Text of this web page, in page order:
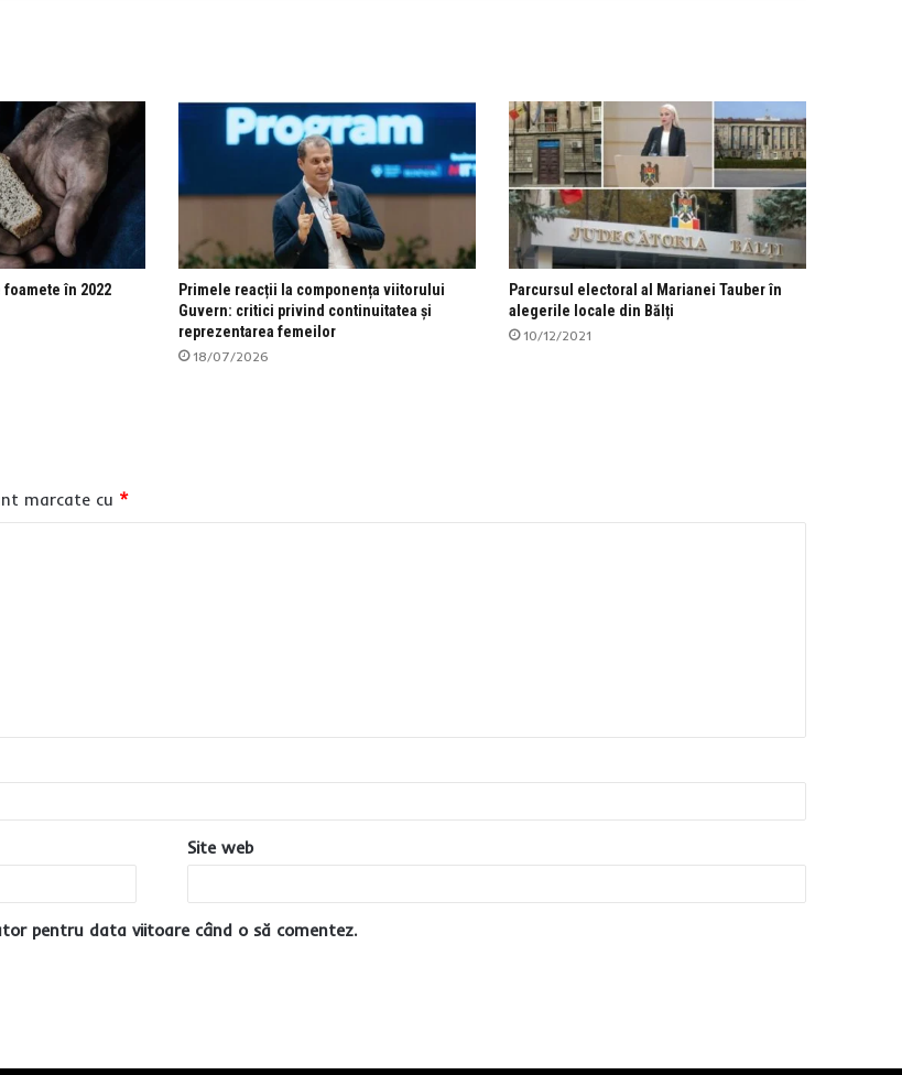
foamete în 2022
Primele reacții la componența viitorului
Guvern: critici privind continuitatea și
reprezentarea femeilor
18/07/2026
Parcursul electoral al Marianei Tauber în
alegerile locale din Bălți
10/12/2021
marcate cu *
Site web
pentru data viitoare când o să comentez.